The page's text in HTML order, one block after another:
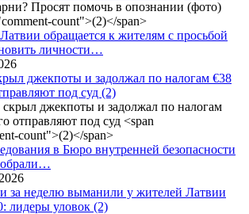
обращается к жителям с просьбой
личности…
джекпоты и задолжал по налогам €38
под суд (2)
в Бюро внутренней безопасности
за неделю выманили у жителей Латвии
лидеры уловок (2)